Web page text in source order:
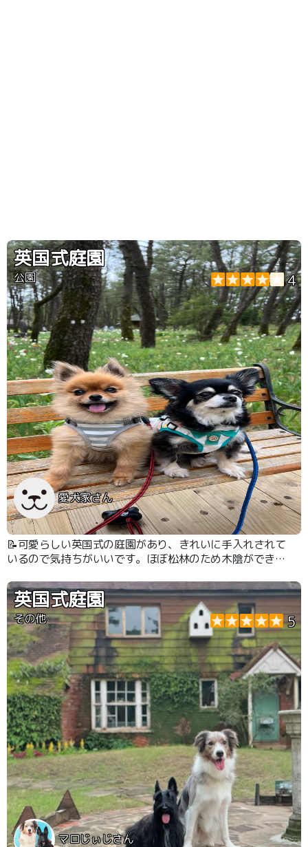
英国式庭園
公園 4
愛犬家さん
📝可愛らしい英国式の庭園があり、きれいに手入れされて
いるので気持ちがいいです。ほぼ松林のため木陰ができ、
英国式庭園
その他 5
マロじぃじさん